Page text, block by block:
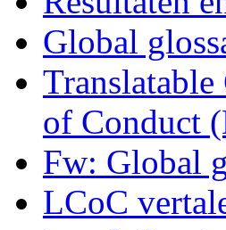
Global
of Conduct
Fw: Global
LCoC